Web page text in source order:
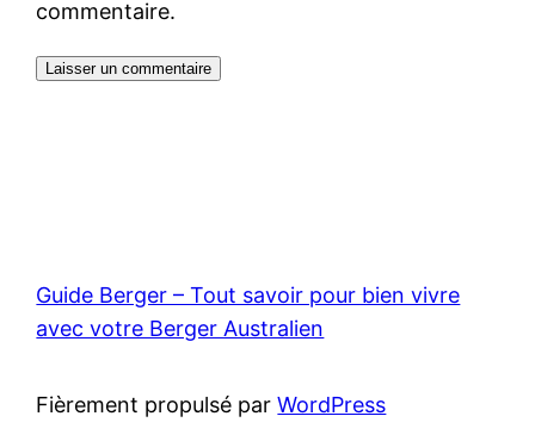
commentaire.
Guide Berger – Tout savoir pour bien vivre
avec votre Berger Australien
Fièrement propulsé parWordPress